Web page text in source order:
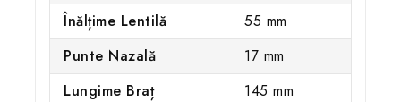
Înălțime Lentilă
55 mm
Punte Nazală
17 mm
Lungime Braț
145 mm